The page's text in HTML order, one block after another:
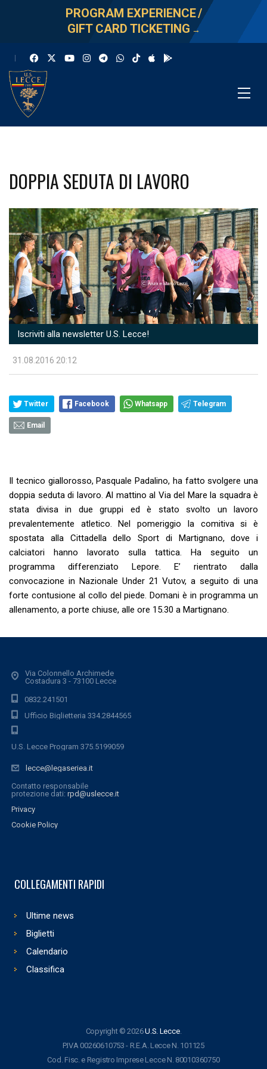
PROGRAM EXPERIENCE/
GIFT CARD TICKETING →
DOPPIA SEDUTA DI LAVORO
Iscriviti alla newsletter U.S. Lecce!
31.08.2016 20:12
Twitter Facebook Whatsapp Telegram
Email
Il tecnico giallorosso, Pasquale Padalino, ha fatto svolgere una
doppia seduta di lavoro. Al mattino al Via del Mare la squadra è
stata divisa in due gruppi ed è stato svolto un lavoro
prevalentemente atletico. Nel pomeriggio la comitiva si è
spostata alla Cittadella dello Sport di Martignano, dove i
calciatori hanno lavorato sulla tattica. Ha seguito un
programma differenziato Lepore. E’ rientrato dalla
convocazione in Nazionale Under 21 Vutov, a seguito di una
forte contusione al collo del piede. Domani è in programma un
allenamento, a porte chiuse, alle ore 15.30 a Martignano.
Via Colonnello Archimede
Costadura 3 - 73100 Lecce
0832.241501
Ufficio Biglietteria 334.2844565
U.S. Lecce Program 375.5199059
lecce@legaseriea.it
Contatto responsabile
protezione dati: rpd@uslecce.it
Privacy
Cookie Policy
COLLEGAMENTI RAPIDI
Ultime news
Biglietti
Calendario
Classifica
Copyright © 2026U.S. Lecce.
P.IVA 00260610753 - R.E.A. Lecce N. 101125
Cod. Fisc. e Registro Imprese Lecce N. 80010360750